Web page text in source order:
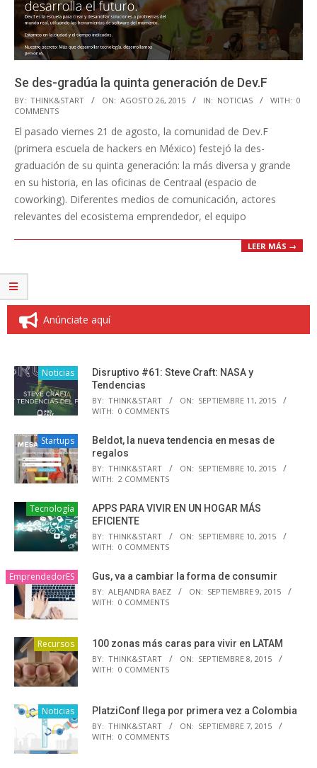
Se des-gradúa la quinta generación de Dev.F
2015-
08-
26
BY: THINK&START ON: AGOSTO 26, 2015 IN: NOTICIAS WITH: 0
COMMENTS
El pasado viernes 21 de agosto, la comunidad de Dev.F
(primera escuela de hackers en México) festejó la des-
graduación de su quinta generación: la más diversa y grande
en su historia, en las oficinas de Centraal (espacio de
coworking). Diferentes medios de comunicación, actores
relevantes del ecosistema emprendedor, el equipo
LEER MÁS →
Anúnciate aquí
Noticias
Disruptivo #61: Steve Craft: NASA y
Tendencias
BY: THINK&START ON: SEPTIEMBRE 11, 2015
WITH: 0 COMMENTS
Startups
Beldot, la nueva tendencia en mesas de
regalos
BY: THINK&START ON: SEPTIEMBRE 10, 2015
WITH: 2 COMMENTS
Tecnología
APPS PARA VIVIR EN UN HOGAR MÁS
EFICIENTE
BY: THINK&START ON: SEPTIEMBRE 10, 2015
WITH: 0 COMMENTS
EmprendedorES Gus, va a cambiar la forma de consumir
BY: ALEJANDRA BAEZ ON: SEPTIEMBRE 9, 2015
WITH: 0 COMMENTS
Recursos 100 zonas más caras para vivir en LATAM
BY: THINK&START ON: SEPTIEMBRE 8, 2015
WITH: 0 COMMENTS
Noticias PlatziConf llega por primera vez a Colombia
BY: THINK&START ON: SEPTIEMBRE 7, 2015
WITH: 0 COMMENTS